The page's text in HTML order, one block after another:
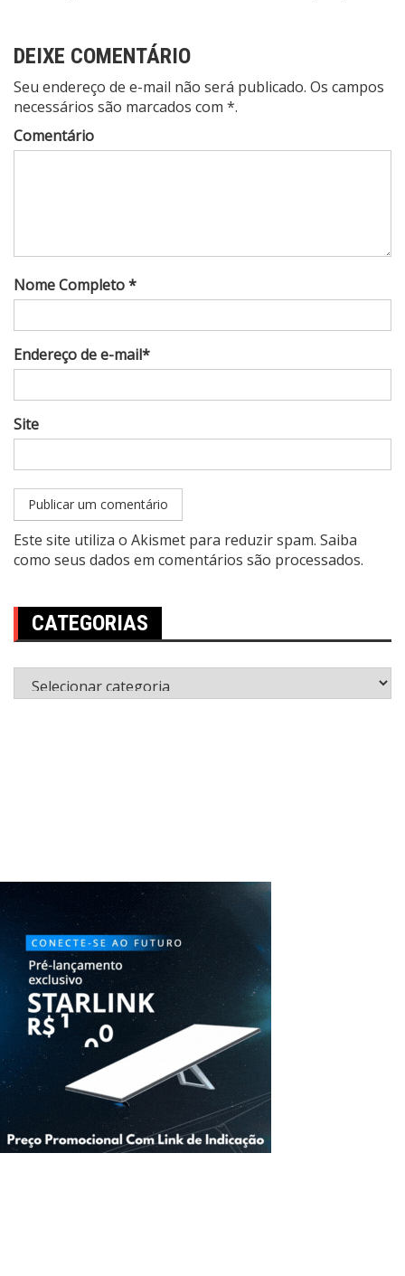
DEIXE COMENTÁRIO
Seu endereço de e-mail não será publicado. Os campos
necessários são marcados com *.
Comentário
Nome Completo *
Endereço de e-mail*
Site
Este site utiliza o Akismet para reduzir spam. Saiba
como seus dados em comentários são processados.
CATEGORIAS
Categorias